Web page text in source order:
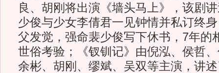
良、胡刚将出演《墙头马上》，该剧
少俊与少女李倩君一见钟情并私订终
父发觉，强命裴少俊写下休书，7年的
世俗考验；《钗钏记》由倪泓、侯哲
余彬、胡刚、缪斌、吴双等主演，讲